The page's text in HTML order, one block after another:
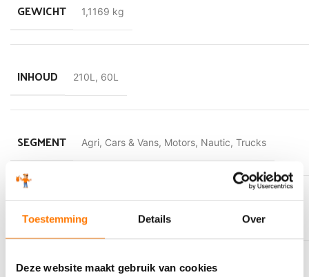
Toestemming Details Over
Deze website maakt gebruik van cookies
GEWICHT 1,1169 kg
INHOUD 210L , 60L
SEGMENT Agri, Cars & Vans, Motors, Nautic, Trucks
VLAMPUNT
KLEUR Kleurloos